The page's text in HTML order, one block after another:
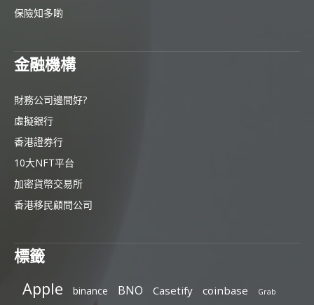
保險知多啲
金融機構
財務公司邊間好?
虛擬銀行
香港證券行
10大NFT平台
加密貨幣交易所
香港移民顧問公司
標籤
Apple binance BNO Casetify coinbase Grab